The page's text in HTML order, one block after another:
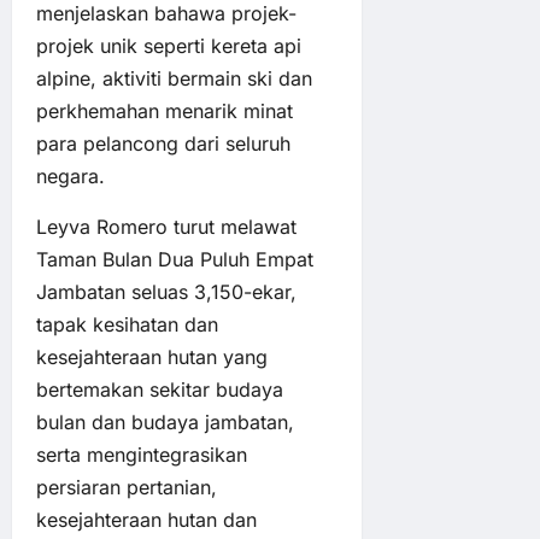
menjelaskan bahawa projek-
projek unik seperti kereta api
alpine, aktiviti bermain ski dan
perkhemahan menarik minat
para pelancong dari seluruh
negara.
Leyva Romero turut melawat
Taman Bulan Dua Puluh Empat
Jambatan seluas 3,150-ekar,
tapak kesihatan dan
kesejahteraan hutan yang
bertemakan sekitar budaya
bulan dan budaya jambatan,
serta mengintegrasikan
persiaran pertanian,
kesejahteraan hutan dan